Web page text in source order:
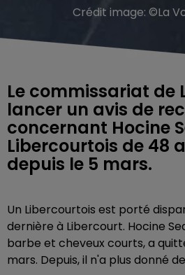
Crédit image: ©La
Le commissariat de
lancer un avis de
concernant Hocine
Libercourtois de 48
depuis le 5 mars.
Un Libercourtois est porté
dernière à Libercourt. Hocine
barbe et cheveux courts, a
mars. Depuis, il n'a plus donné